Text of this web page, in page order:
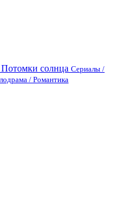
Потомки солнца Сериалы /
/ Романтика